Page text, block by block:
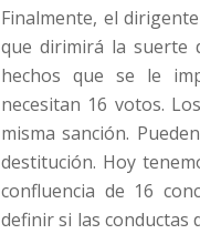
Finalmente, el
que dirimirá la suerte
hechos que se le
necesitan 16 votos.
misma sanción.
destitución. Hoy
confluencia de 16
definir si las conductas